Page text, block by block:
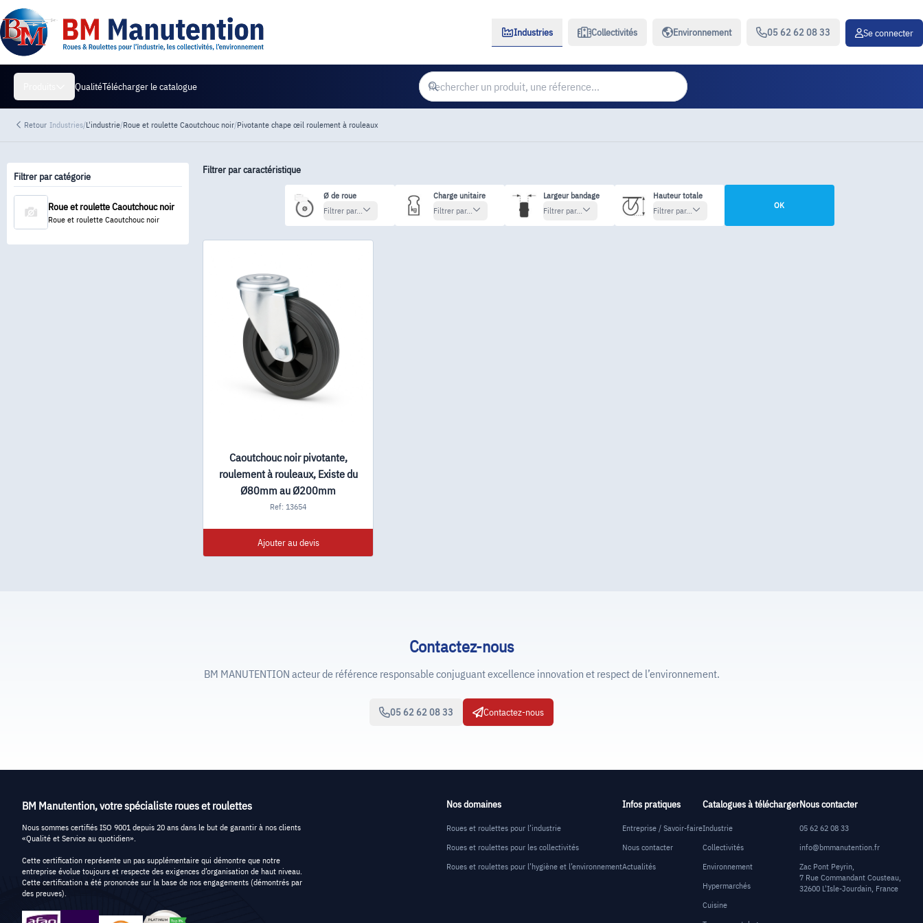
Industries Collectivités Environnement 05 62 62 08 33 Se connecter
QualitéTélécharger le catalogue
Retour Industries/L'industrie/Roue et roulette Caoutchouc noir/Pivotante chape œil roulement à rouleaux
Filtrer par catégorie
Roue et roulette Caoutchouc noir
Roue et roulette Caoutchouc noir
Filtrer par caractéristique
Ø de roue
Filtrer par...
Charge unitaire
Filtrer par...
Largeur bandage
Filtrer par...
Hauteur totale
Filtrer par...
OK
Caoutchouc noir pivotante,
roulement à rouleaux, Existe du
Ø80mm au Ø200mm
Ref: 13654
Ajouter au devis
Contactez-nous
BM MANUTENTION acteur de référence responsable conjuguant excellence innovation et respect de l’environnement.
05 62 62 08 33 Contactez-nous
BM Manutention, votre spécialiste roues et roulettes
Nous sommes certifiés ISO 9001 depuis 20 ans dans le but de garantir à nos clients
«Qualité et Service au quotidien».
Cette certification représente un pas supplémentaire qui démontre que notre
entreprise évolue toujours et respecte des exigences d’organisation de haut niveau.
Cette certification a été prononcée sur la base de nos engagements (démontrés par
des preuves).
Nos domaines
Roues et roulettes pour l’industrie
Roues et roulettes pour les collectivités
Roues et roulettes pour l’hygiène et l’environnement
Infos pratiques
Entreprise / Savoir-faire
Nous contacter
Actualités
Catalogues à télécharger
Industrie
Collectivités
Environnement
Hypermarchés
Cuisine
Nous contacter
05 62 62 08 33
info@bmmanutention.fr
Zac Pont Peyrin,
7 Rue Commandant Cousteau,
32600 L'Isle-Jourdain, France